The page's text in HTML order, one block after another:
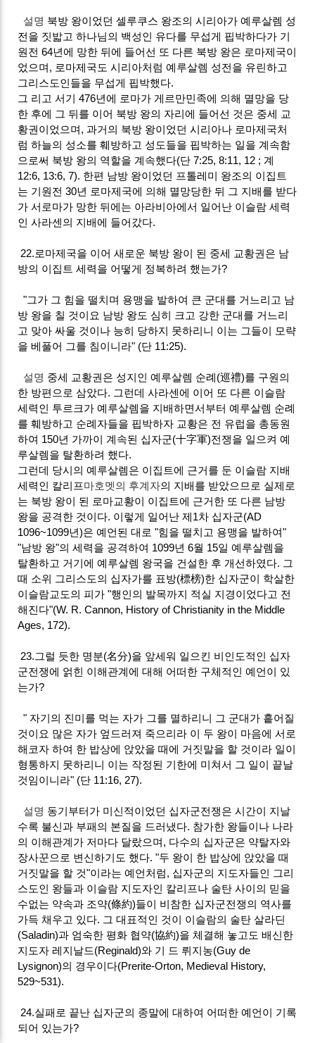
설명 북방 왕이었던 셀루쿠스 왕조의 시리아가 예루살렘 성
전을 짓밟고 하나님의 백성인 유다를 무섭게 핍박하다가 기
원전 64년에 망한 뒤에 들어선 또 다른 북방 왕은 로마제국이
었으며, 로마제국도 시리아처럼 예루살렘 성전을 유린하고
그리스도인들을 무섭게 핍박했다.
그 리고 서기 476년에 로마가 게르만민족에 의해 멸망을 당
한 후에 그 뒤를 이어 북방 왕의 자리에 들어선 것은 중세 교
황권이었으며, 과거의 북방 왕이었던 시리아나 로마제국처
럼 하늘의 성소를 훼방하고 성도들을 핍박하는 일을 계속함
으로써 북방 왕의 역할을 계속했다(단 7:25, 8:11, 12 ; 계
12:6, 13:6, 7). 한편 남방 왕이었던 프톨레미 왕조의 이집트
는 기원전 30년 로마제국에 의해 멸망당한 뒤 그 지배를 받다
가 서로마가 망한 뒤에는 아라비아에서 일어난 이슬람 세력
인 사라센의 지배에 들어갔다.
22.로마제국을 이어 새로운 북방 왕이 된 중세 교황권은 남
방의 이집트 세력을 어떻게 정복하려 했는가?
"그가 그 힘을 떨치며 용맹을 발하여 큰 군대를 거느리고 남
방 왕을 칠 것이요 남방 왕도 심히 크고 강한 군대를 거느리
고 맞아 싸울 것이나 능히 당하지 못하리니 이는 그들이 모략
을 베풀어 그를 침이니라" (단 11:25).
설명 중세 교황권은 성지인 예루살렘 순례(巡禮)를 구원의
한 방편으로 삼았다. 그런데 사라센에 이어 또 다른 이슬람
세력인 투르크가 예루살렘을 지배하면서부터 예루살렘 순례
를 훼방하고 순례자들을 핍박하자 교황은 전 유럽을 총동원
하여 150년 가까이 계속된 십자군(十字軍)전쟁을 일으켜 예
루살렘을 탈환하려 했다.
그런데 당시의 예루살렘은 이집트에 근거를 둔 이슬람 지배
세력인 칼리프마호멧의 후계자의 지배를 받았으므로 실제로
는 북방 왕이 된 로마교황이 이집트에 근거한 또 다른 남방
왕을 공격한 것이다. 이렇게 일어난 제1차 십자군(AD
1096~1099년)은 예언된 대로 "힘을 떨치고 용맹을 발하여"
"남방 왕"의 세력을 공격하여 1099년 6월 15일 예루살렘을
탈환하고 거기에 예루살렘 왕국을 건설한 후 개선하였다. 그
때 소위 그리스도의 십자가를 표방(標榜)한 십자군이 학살한
이슬람교도의 피가 "행인의 발목까지 적실 지경이었다고 전
해진다"(W. R. Cannon, History of Christianity in the Middle
Ages, 172).
23.그럴 듯한 명분(名分)을 앞세워 일으킨 비인도적인 십자
군전쟁에 얽힌 이해관계에 대해 어떠한 구체적인 예언이 있
는가?
" 자기의 진미를 먹는 자가 그를 멸하리니 그 군대가 흩어질
것이요 많은 자가 엎드러져 죽으리라 이 두 왕이 마음에 서로
해코자 하여 한 밥상에 앉았을 때에 거짓말을 할 것이라 일이
형통하지 못하리니 이는 작정된 기한에 미쳐서 그 일이 끝날
것임이니라" (단 11:16, 27).
설명 동기부터가 미신적이었던 십자군전쟁은 시간이 지날
수록 불신과 부패의 본질을 드러냈다. 참가한 왕들이나 나라
의 이해관계가 저마다 달랐으며, 다수의 십자군은 약탈자와
장사꾼으로 변신하기도 했다. "두 왕이 한 밥상에 앉았을 때
거짓말을 할 것"이라는 예언처럼, 십자군의 지도자들인 그리
스도인 왕들과 이슬람 지도자인 칼리프나 술탄 사이의 믿을
수없는 약속과 조약(條約)들이 비참한 십자군전쟁의 역사를
가득 채우고 있다. 그 대표적인 것이 이슬람의 술탄 살라딘
(Saladin)과 엄숙한 평화 협약(協約)을 체결해 놓고도 배신한
지도자 레지날드(Reginald)와 기 드 뤼지농(Guy de
Lysignon)의 경우이다(Prerite-Orton, Medieval History,
529~531).
24.실패로 끝난 십자군의 종말에 대하여 어떠한 예언이 기록
되어 있는가?